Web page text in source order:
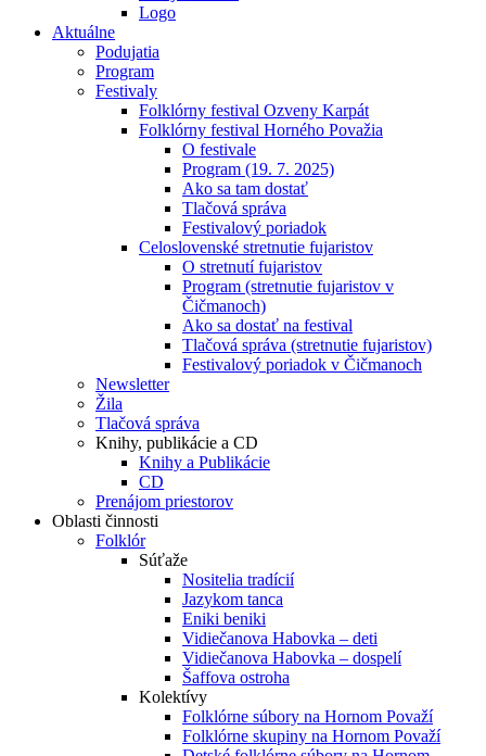
Logo
Aktuálne
Podujatia
Program
Festivaly
Folklórny festival Ozveny Karpát
Folklórny festival Horného Považia
O festivale
Program (19. 7. 2025)
Ako sa tam dostať
Tlačová správa
Festivalový poriadok
Celoslovenské stretnutie fujaristov
O stretnutí fujaristov
Program (stretnutie fujaristov v
Čičmanoch)
Ako sa dostať na festival
Tlačová správa (stretnutie fujaristov)
Festivalový poriadok v Čičmanoch
Newsletter
Žila
Tlačová správa
Knihy, publikácie a CD
Knihy a Publikácie
CD
Prenájom priestorov
Oblasti činnosti
Folklór
Súťaže
Nositelia tradícií
Jazykom tanca
Eniki beniki
Vidiečanova Habovka – deti
Vidiečanova Habovka – dospelí
Šaffova ostroha
Kolektívy
Folklórne súbory na Hornom Považí
Folklórne skupiny na Hornom Považí